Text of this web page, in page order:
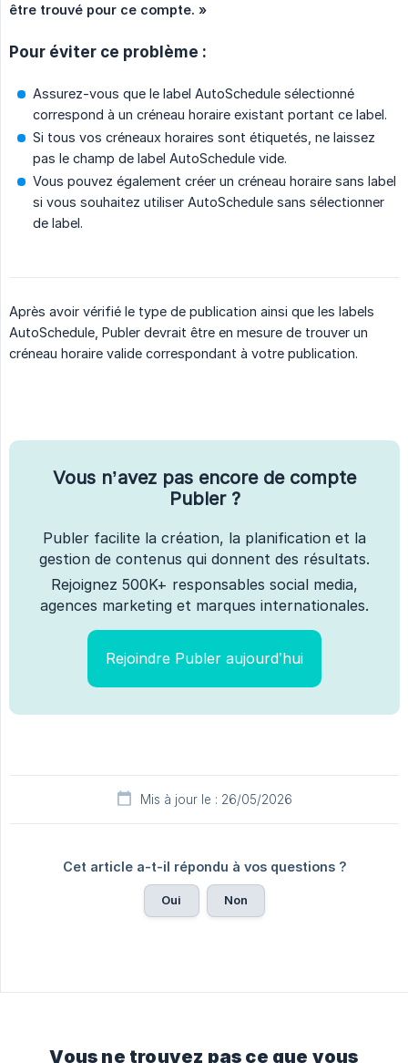
être trouvé pour ce compte. »
Pour éviter ce problème :
Assurez-vous que le label AutoSchedule sélectionné
correspond à un créneau horaire existant portant ce label.
Si tous vos créneaux horaires sont étiquetés, ne laissez
pas le champ de label AutoSchedule vide.
Vous pouvez également créer un créneau horaire sans label
si vous souhaitez utiliser AutoSchedule sans sélectionner
de label.
Après avoir vérifié le type de publication ainsi que les labels
AutoSchedule, Publer devrait être en mesure de trouver un
créneau horaire valide correspondant à votre publication.
Vous n’avez pas encore de compte
Publer ?
Publer facilite la création, la planification et la
gestion de contenus qui donnent des résultats.
Rejoignez 500K+ responsables social media,
agences marketing et marques internationales.
Rejoindre Publer aujourd’hui
Mis à jour le : 26/05/2026
Cet article a-t-il répondu à vos questions ?
Oui Non
Vous ne trouvez pas ce que vous